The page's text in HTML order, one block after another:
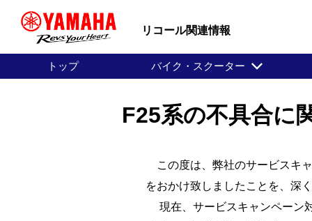
リコール関連情報
トップ バイク・スクーター
F25系の不具合に
この度は、弊社のサービスキ
をおかけ致しましたことを、深
現在、サービスキャンペーン